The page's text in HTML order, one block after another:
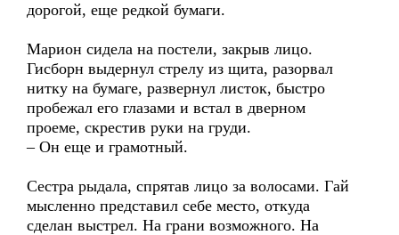
дорогой, еще редкой бумаги.
Марион сидела на постели, закрыв лицо.
Гисборн выдернул стрелу из щита, разорвал
нитку на бумаге, развернул листок, быстро
пробежал его глазами и встал в дверном
проеме, скрестив руки на груди.
– Он еще и грамотный.
Сестра рыдала, спрятав лицо за волосами. Гай
мысленно представил себе место, откуда
сделан выстрел. На грани возможного. На